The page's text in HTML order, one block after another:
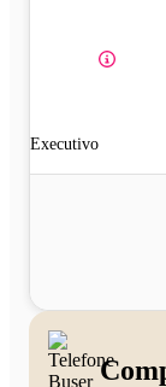
Executivo